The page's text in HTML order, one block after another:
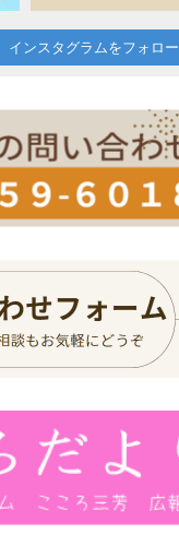
インスタグラムをフォロー